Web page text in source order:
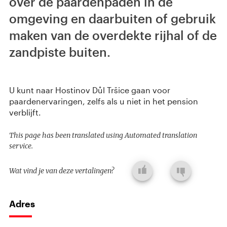
omgeving en daarbuiten of gebruik
maken van de overdekte rijhal of de
zandpiste buiten.
U kunt naar Hostinov Důl Tršice gaan voor
paardenervaringen, zelfs als u niet in het pension
verblijft.
This page has been translated using Automated translation
service.
Wat vind je van deze vertalingen?
Adres